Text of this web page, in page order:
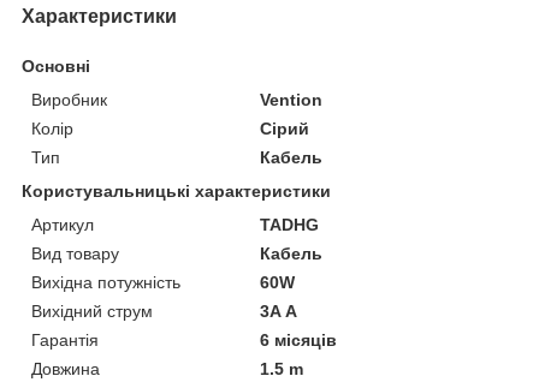
Характеристики
Основні
Виробник
Vention
Колір
Сірий
Тип
Кабель
Користувальницькі характеристики
Артикул
TADHG
Вид товару
Кабель
Вихідна потужність
60W
Вихідний струм
3A А
Гарантія
6 місяців
Довжина
1.5 m